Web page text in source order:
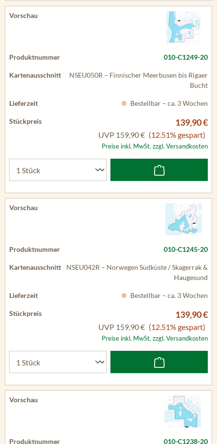
010-C1249-20
NSEU050R – Finnischer Meerbusen bis Rigaer
Bucht
Bestellbar – ca. 3 Wochen
139,90 €
UVP 159,90 € (12.51% gespart)
Preise inkl. MwSt. zzgl. Versandkosten
010-C1245-20
NSEU042R – Norwegen Südküste / Skagerrak &
Haugesund
Bestellbar – ca. 3 Wochen
139,90 €
UVP 159,90 € (12.51% gespart)
Preise inkl. MwSt. zzgl. Versandkosten
010-C1238-20